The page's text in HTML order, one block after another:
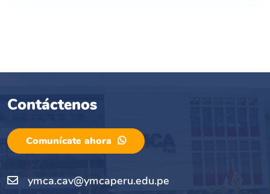
Contáctenos
Comunícate ahora
ymca.cav@ymcaperu.edu.pe